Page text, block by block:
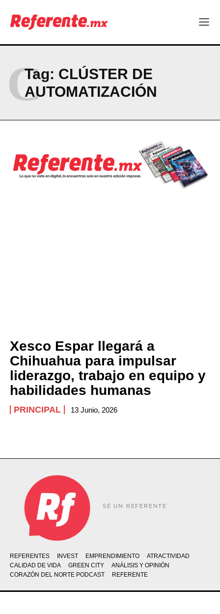
CONTACT
PRIVACY POLICY
Tag: CLÚSTER DE
AUTOMATIZACIÓN
C
Xesco Espar llegará a
Chihuahua para impulsar
liderazgo, trabajo en equipo y
habilidades humanas
PRINCIPAL 13 Junio, 2026
SÉ UN REFERENTE
REFERENTES INVEST EMPRENDIMIENTO
ATRACTIVIDAD
CALIDAD DE VIDA
GREEN CITY
ANÁLISIS Y OPINIÓN
CORAZÓN DEL NORTE PODCAST
REFERENTE